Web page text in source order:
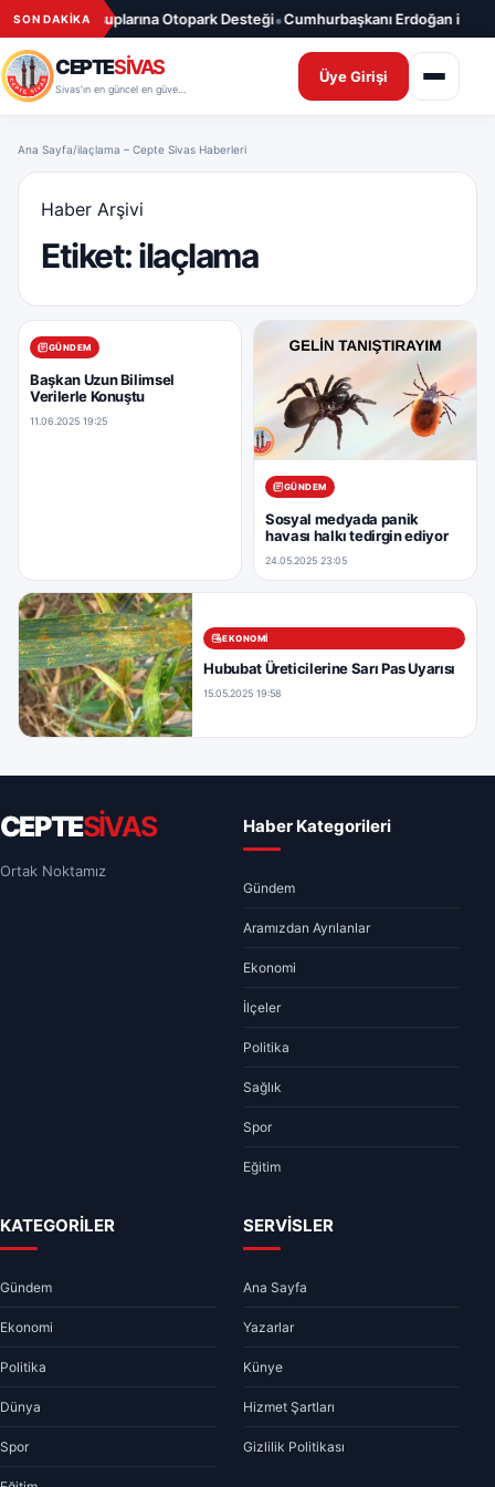
İçeriğe geç
SON DAKİKA
Basın Mensuplarına Otopark Desteği•Cumhurbaşkanı Erdoğan ile
CEPTESİVAS Üye Girişi
Ana Sayfa/ilaçlama – Cepte Sivas Haberleri
Haber Arşivi
Etiket:ilaçlama
GÜNDEM
Başkan Uzun Bilimsel
Verilerle Konuştu
11.06.2025 19:25
GÜNDEM
Sosyal medyada panik
havası halkı tedirgin ediyor
24.05.2025 23:05
EKONOMI
Hububat Üreticilerine Sarı Pas Uyarısı
15.05.2025 19:58
CEPTESİVAS
Ortak Noktamız
Haber Kategorileri
Gündem
Aramızdan Ayrılanlar
Ekonomi
İlçeler
Politika
Sağlık
Spor
Eğitim
KATEGORİLER
Gündem
Ekonomi
Politika
Dünya
Spor
SERVİSLER
Ana Sayfa
Yazarlar
Künye
Hizmet Şartları
Gizlilik Politikası